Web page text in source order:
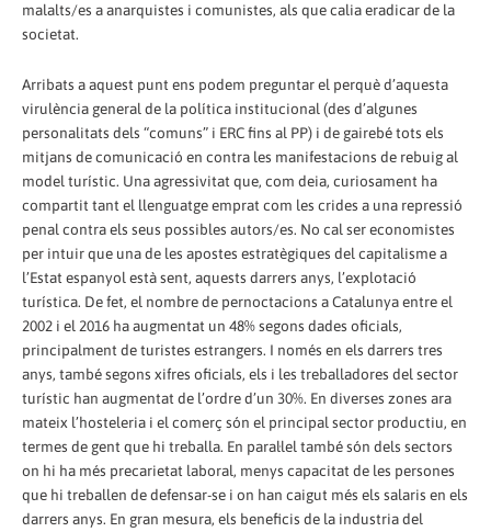
malalts/es a anarquistes i comunistes, als que calia eradicar de la
societat.
Arribats a aquest punt ens podem preguntar el perquè d’aquesta
virulència general de la política institucional (des d’algunes
personalitats dels “comuns” i ERC fins al PP) i de gairebé tots els
mitjans de comunicació en contra les manifestacions de rebuig al
model turístic. Una agressivitat que, com deia, curiosament ha
compartit tant el llenguatge emprat com les crides a una repressió
penal contra els seus possibles autors/es. No cal ser economistes
per intuir que una de les apostes estratègiques del capitalisme a
l’Estat espanyol està sent, aquests darrers anys, l’explotació
turística. De fet, el nombre de pernoctacions a Catalunya entre el
2002 i el 2016 ha augmentat un 48% segons dades oficials,
principalment de turistes estrangers. I només en els darrers tres
anys, també segons xifres oficials, els i les treballadores del sector
turístic han augmentat de l’ordre d’un 30%. En diverses zones ara
mateix l’hosteleria i el comerç són el principal sector productiu, en
termes de gent que hi treballa. En paral·lel també són dels sectors
on hi ha més precarietat laboral, menys capacitat de les persones
que hi treballen de defensar-se i on han caigut més els salaris en els
darrers anys. En gran mesura, els beneficis de la industria del